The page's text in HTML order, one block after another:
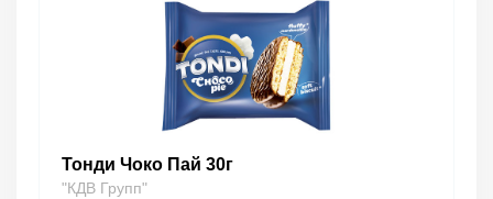
Тонди Чоко Пай 30г
"КДВ Групп"